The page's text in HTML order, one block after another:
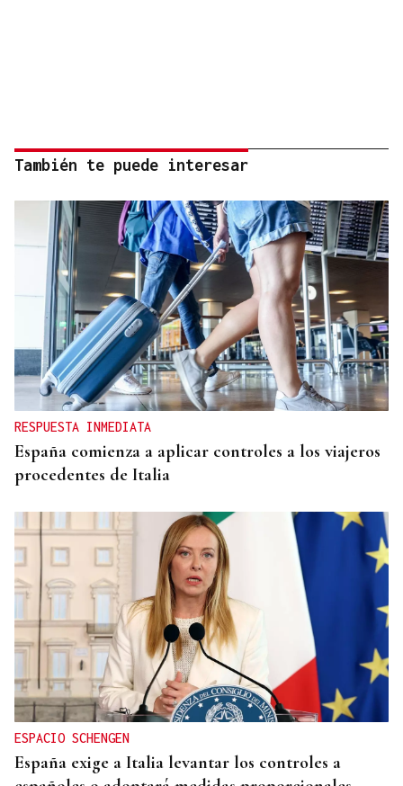
También te puede interesar
RESPUESTA INMEDIATA
España comienza a aplicar controles a los viajeros
procedentes de Italia
ESPACIO SCHENGEN
España exige a Italia levantar los controles a